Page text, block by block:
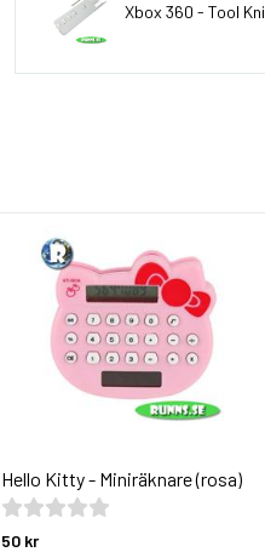
Xbox 360 - Tool
Hello Kitty - Miniräknare (rosa)
50 kr